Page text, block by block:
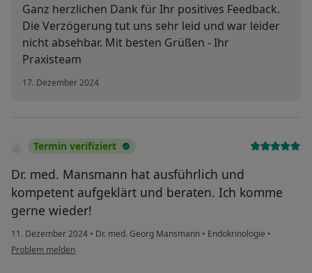
Ganz herzlichen Dank für Ihr positives Feedback.
Die Verzögerung tut uns sehr leid und war leider
nicht absehbar. Mit besten Grüßen - Ihr
Praxisteam
17. Dezember 2024
Termin verifiziert
Dr. med. Mansmann hat ausführlich und
kompetent aufgeklärt und beraten. Ich komme
gerne wieder!
11. Dezember 2024 • Dr. med. Georg Mansmann • Endokrinologie •
Problem melden